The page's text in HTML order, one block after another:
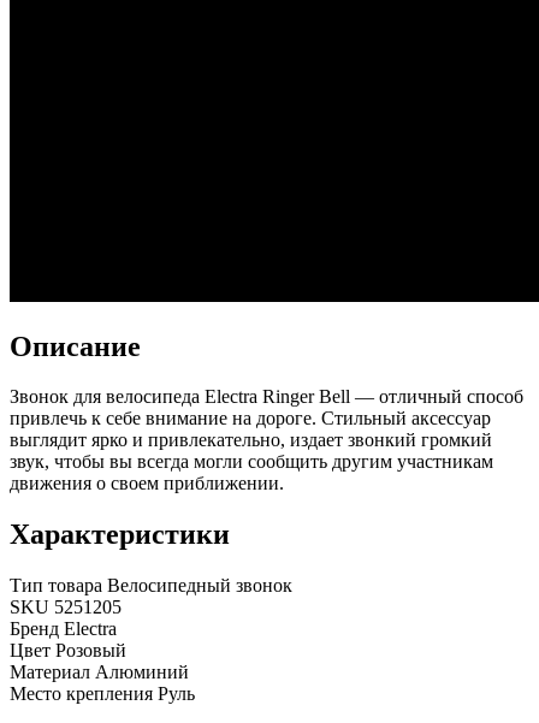
Описание
Звонок для велосипеда Electra Ringer Bell — отличный способ
привлечь к себе внимание на дороге. Стильный аксессуар
выглядит ярко и привлекательно, издает звонкий громкий
звук, чтобы вы всегда могли сообщить другим участникам
движения о своем приближении.
Характеристики
Тип товара Велосипедный звонок
SKU 5251205
Бренд Electra
Цвет Розовый
Материал Алюминий
Место крепления Руль